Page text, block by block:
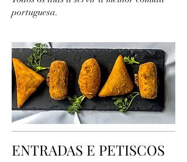
portuguesa.
ENTRADAS E PETISCOS